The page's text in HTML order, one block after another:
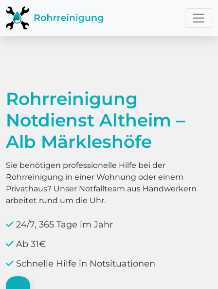
Rohrreinigung
Notdienst Altheim –
Alb Märkleshöfe
Sie benötigen professionelle Hilfe bei der
Rohrreinigung in einer Wohnung oder einem
Privathaus? Unser Notfallteam aus Handwerkern
arbeitet rund um die Uhr.
24/7, 365 Tage im Jahr
Ab 31€
Schnelle Hilfe in Notsituationen